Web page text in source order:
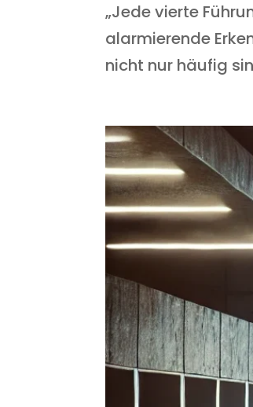
„Jede vierte
alarmierende
nicht nur häufig